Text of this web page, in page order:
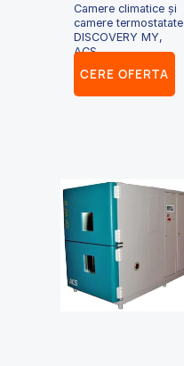
Camere climatice și
camere termostatate
DISCOVERY MY,
ACS
CERE OFERTA